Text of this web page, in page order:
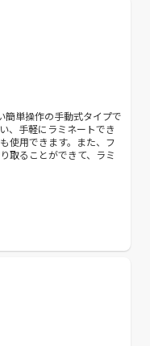
簡単操作の手動式タイプで
、手軽にラミネートでき
使用できます。また、フ
取ることができて、ラミ